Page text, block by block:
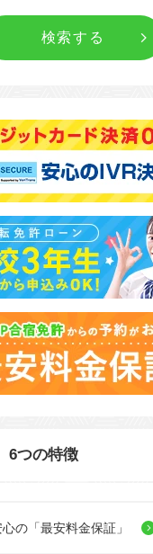
6つの特徴
の「最安料金保証」